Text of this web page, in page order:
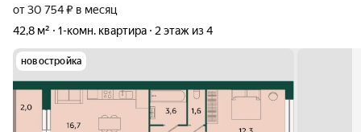
от 30 754 ₽ в месяц
42,8 м²
1-комн. квартира 2 этаж из 4
новостройка